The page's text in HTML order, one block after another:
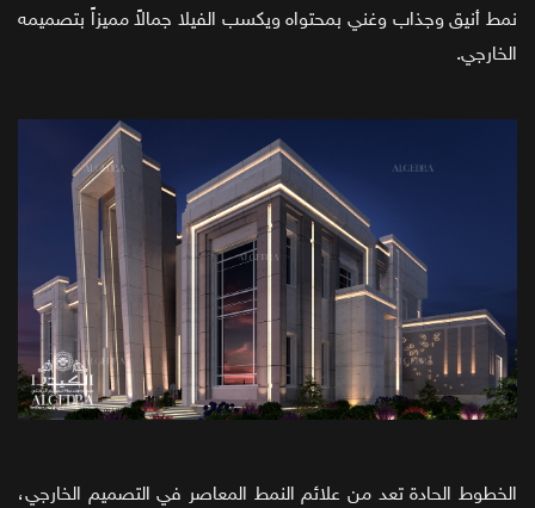
نمط أنيق وجذاب وغني بمحتواه ويكسب الفيلا جمالاً مميزاً بتصميمه
الخارجي.
الخطوط الحادة تعد من علائم النمط المعاصر في التصميم الخارجي،